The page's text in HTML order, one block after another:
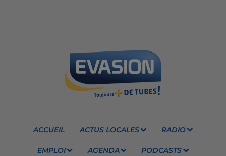
ACCUEIL ACTUS LOCALES RADIO
EMPLOI AGENDA PODCASTS